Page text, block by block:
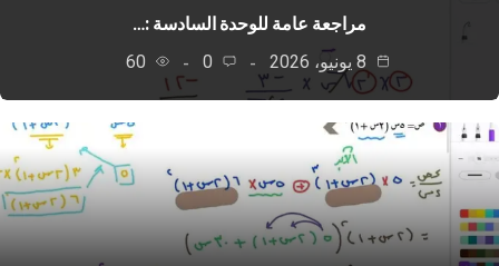
مراجعة عامة للوحدة السادسة :…
0
60